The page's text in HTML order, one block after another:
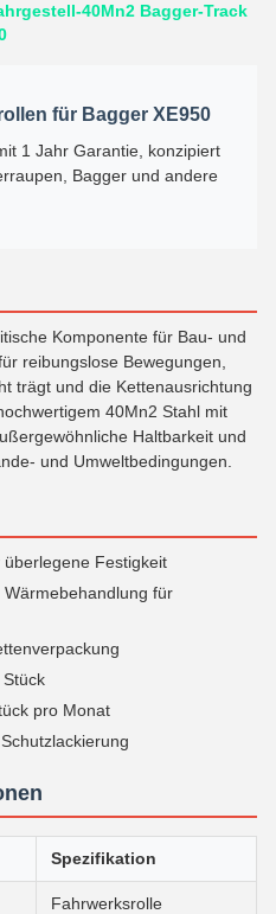
40Mn2 Bagger-Track
für Bagger XE950
1 Jahr Garantie, konzipiert
Bagger und andere
Komponente für Bau- und
reibungslose Bewegungen,
trägt und die Kettenausrichtung
40Mn2 Stahl mit
Haltbarkeit und
und Umweltbedingungen.
Festigkeit
für
pro Monat
Spezifikation
Fahrwerksrolle